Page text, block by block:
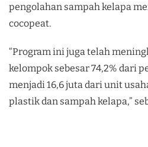
pengolahan sampah kelapa
cocopeat.
“Program ini juga telah
kelompok sebesar 74,2% dari
menjadi 16,6 juta dari unit
plastik dan sampah kelapa,”